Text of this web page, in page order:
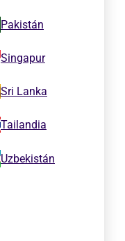
Pakistán
Singapur
Sri Lanka
Tailandia
Uzbekistán